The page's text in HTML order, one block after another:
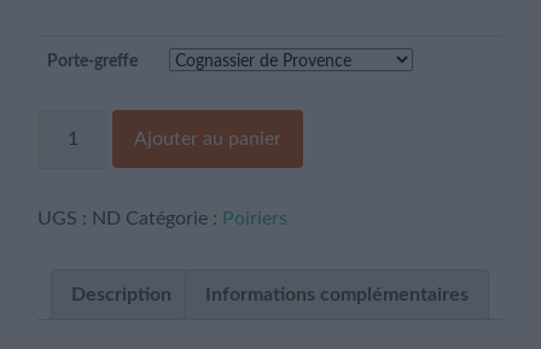
Porte-greffe
Trévoux
Ajouter au panier
UGS : ND Catégorie : Poiriers
Description Informations complémentaires